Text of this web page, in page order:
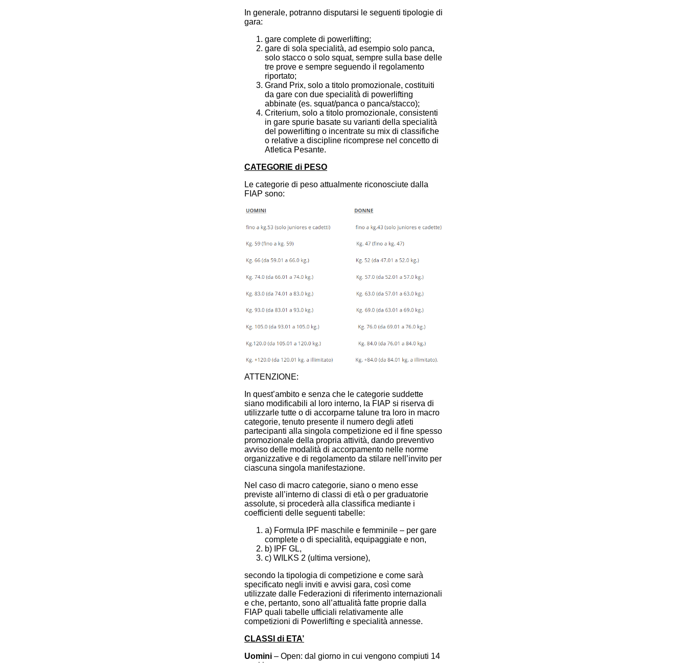
In generale, potranno disputarsi le seguenti tipologie di
gara:
gare complete di powerlifting;
gare di sola specialità, ad esempio solo panca,
solo stacco o solo squat, sempre sulla base delle
tre prove e sempre seguendo il regolamento
riportato;
Grand Prix, solo a titolo promozionale, costituiti
da gare con due specialità di powerlifting
abbinate (es. squat/panca o panca/stacco);
Criterium, solo a titolo promozionale, consistenti
in gare spurie basate su varianti della specialità
del powerlifting o incentrate su mix di classifiche
o relative a discipline ricomprese nel concetto di
Atletica Pesante.
CATEGORIE di PESO
Le categorie di peso attualmente riconosciute dalla
FIAP sono:
ATTENZIONE:
In quest’ambito e senza che le categorie suddette
siano modificabili al loro interno, la FIAP si riserva di
utilizzarle tutte o di accorparne talune tra loro in macro
categorie, tenuto presente il numero degli atleti
partecipanti alla singola competizione ed il fine spesso
promozionale della propria attività, dando preventivo
avviso delle modalità di accorpamento nelle norme
organizzative e di regolamento da stilare nell’invito per
ciascuna singola manifestazione.
Nel caso di macro categorie, siano o meno esse
previste all’interno di classi di età o per graduatorie
assolute, si procederà alla classifica mediante i
coefficienti delle seguenti tabelle:
a) Formula IPF maschile e femminile – per gare
complete o di specialità, equipaggiate e non,
b) IPF GL,
c) WILKS 2 (ultima versione),
secondo la tipologia di competizione e come sarà
specificato negli inviti e avvisi gara, così come
utilizzate dalle Federazioni di riferimento internazionali
e che, pertanto, sono all’attualità fatte proprie dalla
FIAP quali tabelle ufficiali relativamente alle
competizioni di Powerlifting e specialità annesse.
CLASSI di ETA’
Uomini – Open: dal giorno in cui vengono compiuti 14